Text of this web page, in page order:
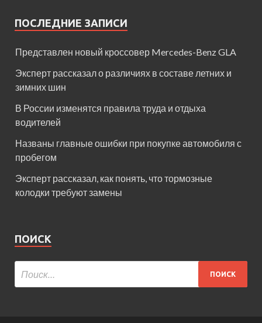
ПОСЛЕДНИЕ ЗАПИСИ
Представлен новый кроссовер Mercedes-Benz GLA
Эксперт рассказал о различиях в составе летних и
зимних шин
В России изменятся правила труда и отдыха
водителей
Названы главные ошибки при покупке автомобиля с
пробегом
Эксперт рассказал, как понять, что тормозные
колодки требуют замены
ПОИСК